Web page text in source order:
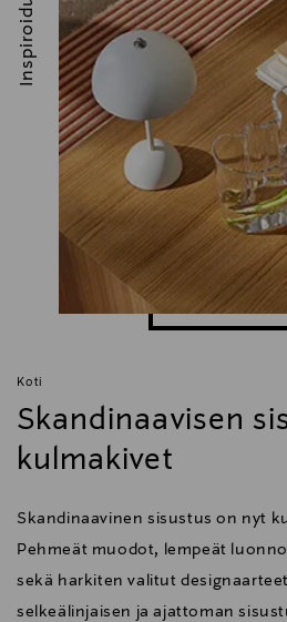
Koti
Skandinaavisen
kulmakivet
Skandinaavinen sisustus on nyt
Pehmeät muodot, lempeät
sekä harkiten valitut
selkeälinjaisen ja ajattoman
Inspiroidu